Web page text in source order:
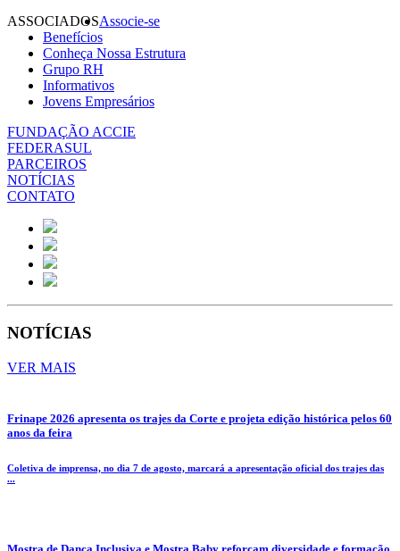
ASSOCIADOSAssocie-se
Benefícios
Conheça Nossa Estrutura
Grupo RH
Informativos
Jovens Empresários
FUNDAÇÃO ACCIE
FEDERASUL
PARCEIROS
NOTÍCIAS
CONTATO
NOTÍCIAS
VER MAIS
Frinape 2026 apresenta os trajes da Corte e projeta edição histórica pelos 60
anos da feira
Coletiva de imprensa, no dia 7 de agosto, marcará a apresentação oficial dos trajes das
...